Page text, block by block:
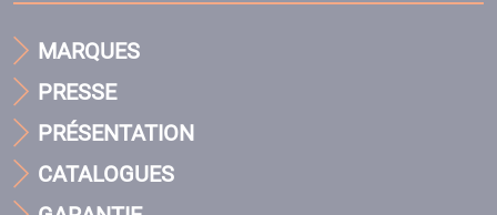
MARQUES
PRESSE
PRÉSENTATION
CATALOGUES